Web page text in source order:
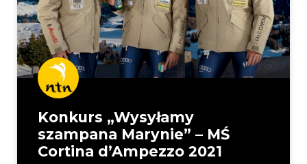
Konkurs „Wysyłamy
szampana Marynie” – MŚ
Cortina d’Ampezzo 2021